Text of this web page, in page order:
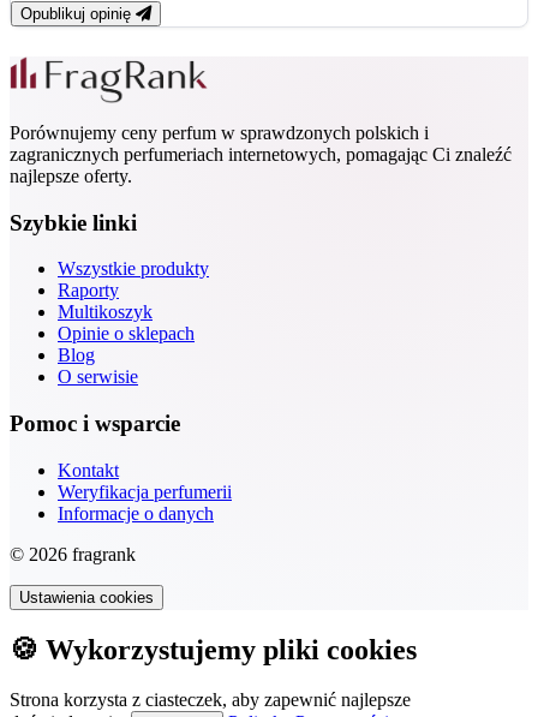
Opublikuj opinię
Porównujemy ceny perfum w sprawdzonych polskich i
zagranicznych perfumeriach internetowych, pomagając Ci znaleźć
najlepsze oferty.
Szybkie linki
Wszystkie produkty
Raporty
Multikoszyk
Opinie o sklepach
Blog
O serwisie
Pomoc i wsparcie
Kontakt
Weryfikacja perfumerii
Informacje o danych
© 2026 fragrank
Ustawienia cookies
🍪 Wykorzystujemy pliki cookies
Strona korzysta z ciasteczek, aby zapewnić najlepsze